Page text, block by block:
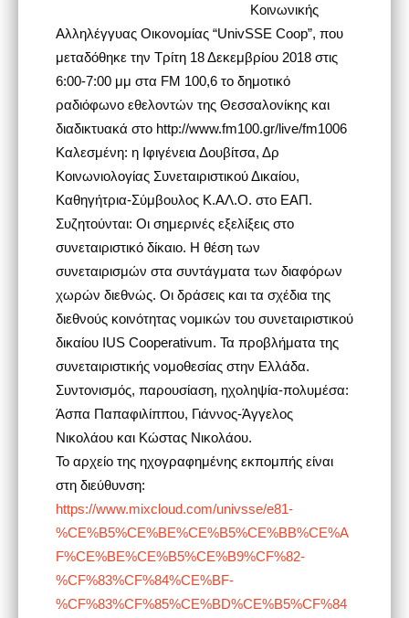
Κοινωνικής
Αλληλέγγυας Οικονομίας “UnivSSE Coop”, που
μεταδόθηκε την Τρίτη 18 Δεκεμβρίου 2018 στις
6:00-7:00 μμ στα FM 100,6 το δημοτικό
ραδιόφωνο εθελοντών της Θεσσαλονίκης και
διαδικτυακά στο http://www.fm100.gr/live/fm1006
Καλεσμένη: η Ιφιγένεια Δουβίτσα, Δρ
Κοινωνιολογίας Συνεταιριστικού Δικαίου,
Καθηγήτρια-Σύμβουλος Κ.ΑΛ.Ο. στο ΕΑΠ.
Συζητούνται: Οι σημερινές εξελίξεις στο
συνεταιριστικό δίκαιο. Η θέση των
συνεταιρισμών στα συντάγματα των διαφόρων
χωρών διεθνώς. Οι δράσεις και τα σχέδια της
διεθνούς κοινότητας νομικών του συνεταιριστικού
δικαίου IUS Cooperativum. Τα προβλήματα της
συνεταιριστικής νομοθεσίας στην Ελλάδα.
Συντονισμός, παρουσίαση, ηχοληψία-πολυμέσα:
Άσπα Παπαφιλίππου, Γιάννος-Άγγελος
Νικολάου και Κώστας Νικολάου.
Το αρχείο της ηχογραφημένης εκπομπής είναι
στη διεύθυνση:
https://www.mixcloud.com/univsse/e81-
%CE%B5%CE%BE%CE%B5%CE%BB%CE%A
F%CE%BE%CE%B5%CE%B9%CF%82-
%CF%83%CF%84%CE%BF-
%CF%83%CF%85%CE%BD%CE%B5%CF%84